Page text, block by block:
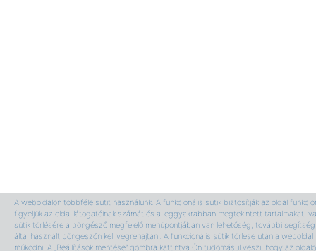
A weboldalon többféle sütit használunk. A funkcionális sütik biztosítják az oldal
figyeljük az oldal látogatóinak számát és a leggyakrabban megtekintett tartalmakat,
sütik törlésére a böngésző megfelelő menüpontjában van lehetőség, további
által használt böngészőn kell végrehajtani. A funkcionális sütik törlése után a
működni. A „Beállítások mentése” gombra kattintva Ön tudomásul veszi, hogy az